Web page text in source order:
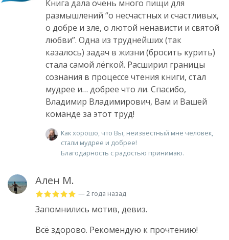
Книга дала очень много пищи для
размышлений “о несчастных и счастливых,
о добре и зле, о лютой ненависти и святой
любви”. Одна из труднейших (так
казалось) задач в жизни (бросить курить)
стала самой лёгкой. Расширил границы
сознания в процессе чтения книги, стал
мудрее и… добрее что ли. Спасибо,
Владимир Владимирович, Вам и Вашей
команде за этот труд!
Как хорошо, что Вы, неизвестный мне человек,
стали мудрее и добрее!
Благодарность с радостью принимаю.
Ален М.
— 2 года назад
Запомнились мотив, девиз.
Всё здорово. Рекомендую к прочтению!